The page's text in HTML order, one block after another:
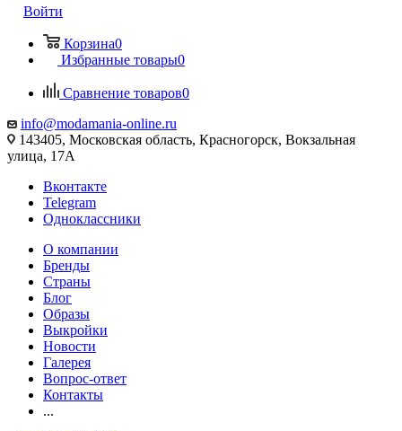
Войти
Корзина0
Избранные товары0
Сравнение товаров0
info@modamania-online.ru
143405, Московская область, Красногорск, Вокзальная
улица, 17А
Вконтакте
Telegram
Одноклассники
О компании
Бренды
Страны
Блог
Образы
Выкройки
Новости
Галерея
Вопрос-ответ
Контакты
...